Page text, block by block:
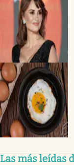
Las más leídas